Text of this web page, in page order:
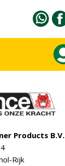
Products B.V.
Rijk